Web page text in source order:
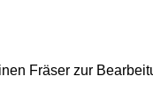
Fräser zur